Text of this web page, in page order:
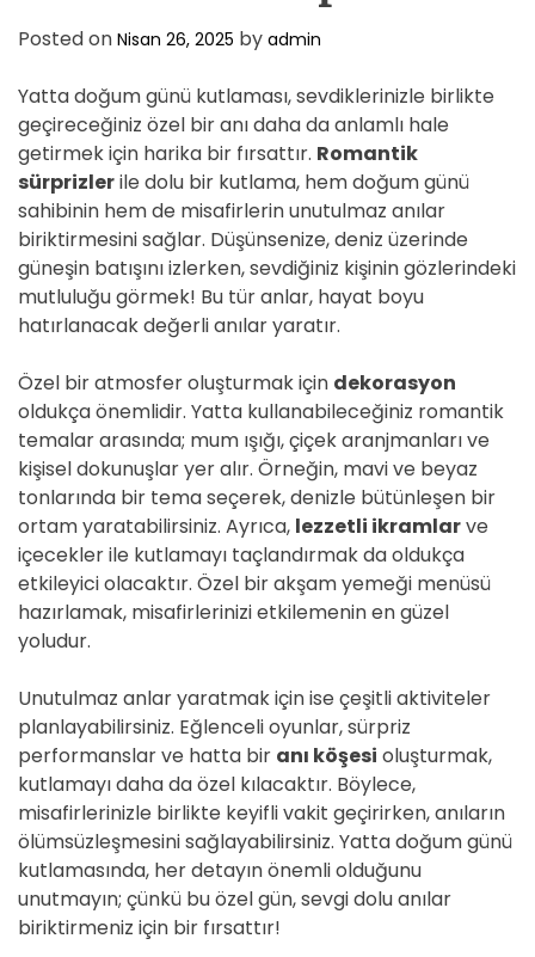
Posted on Nisan 26, 2025 by admin
Yatta doğum günü kutlaması, sevdiklerinizle birlikte
geçireceğiniz özel bir anı daha da anlamlı hale
getirmek için harika bir fırsattır. Romantik
sürprizlerile dolu bir kutlama, hem doğum günü
sahibinin hem de misafirlerin unutulmaz anılar
biriktirmesini sağlar. Düşünsenize, deniz üzerinde
güneşin batışını izlerken, sevdiğiniz kişinin gözlerindeki
mutluluğu görmek! Bu tür anlar, hayat boyu
hatırlanacak değerli anılar yaratır.
Özel bir atmosfer oluşturmak için dekorasyon
oldukça önemlidir. Yatta kullanabileceğiniz romantik
temalar arasında; mum ışığı, çiçek aranjmanları ve
kişisel dokunuşlar yer alır. Örneğin, mavi ve beyaz
tonlarında bir tema seçerek, denizle bütünleşen bir
ortam yaratabilirsiniz. Ayrıca, lezzetli ikramlarve
içecekler ile kutlamayı taçlandırmak da oldukça
etkileyici olacaktır. Özel bir akşam yemeği menüsü
hazırlamak, misafirlerinizi etkilemenin en güzel
yoludur.
Unutulmaz anlar yaratmak için ise çeşitli aktiviteler
planlayabilirsiniz. Eğlenceli oyunlar, sürpriz
performanslar ve hatta bir anı köşesi oluşturmak,
kutlamayı daha da özel kılacaktır. Böylece,
misafirlerinizle birlikte keyifli vakit geçirirken, anıların
ölümsüzleşmesini sağlayabilirsiniz. Yatta doğum günü
kutlamasında, her detayın önemli olduğunu
unutmayın; çünkü bu özel gün, sevgi dolu anılar
biriktirmeniz için bir fırsattır!